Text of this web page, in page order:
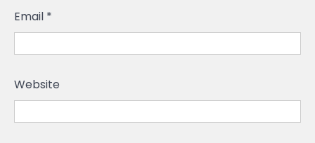
Email *
Website